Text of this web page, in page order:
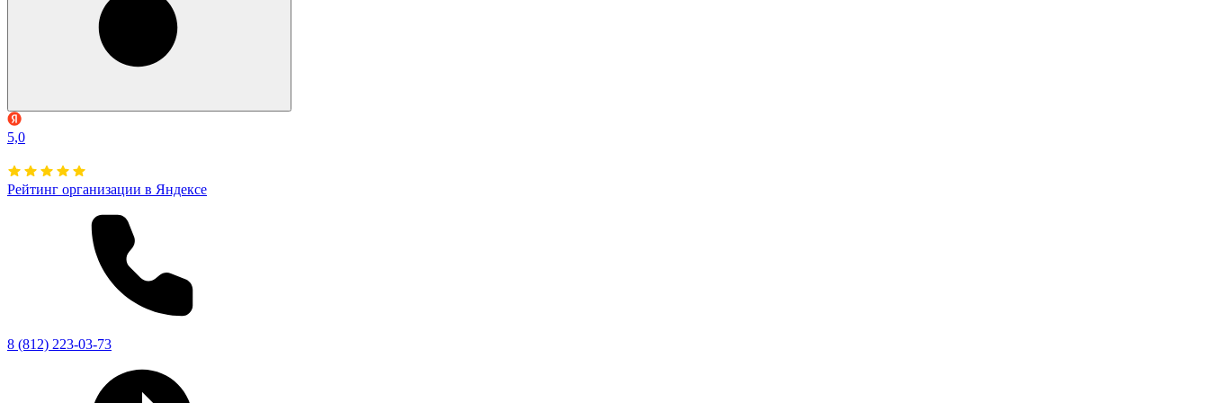
5,0
Рейтинг организации в Яндексе
8 (812) 223-03-73